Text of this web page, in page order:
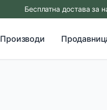
Бесплатна достава за
Производи